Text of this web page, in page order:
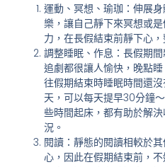
運動、冥想、瑜珈：伸展
樂，讓自己靜下來冥想或
力，在長假結束前靜下心
調整睡眠、作息：長假期
追劇都很讓人愉快，晚點
往假期結束時睡眠時間還
天，可以每天提早30分鐘
些時間起床，都有助於解
況。
閱讀：靜態的閱讀相較於
心，因此在假期結束前，